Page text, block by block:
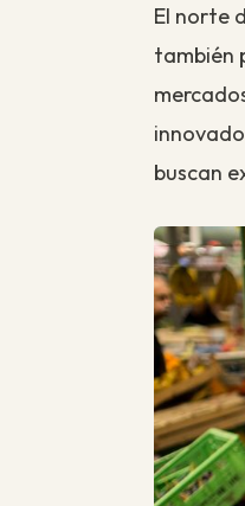
El norte
también
buscan